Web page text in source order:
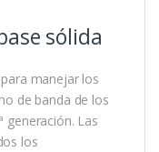
sólida
manejar los
de banda de los
generación. Las
los